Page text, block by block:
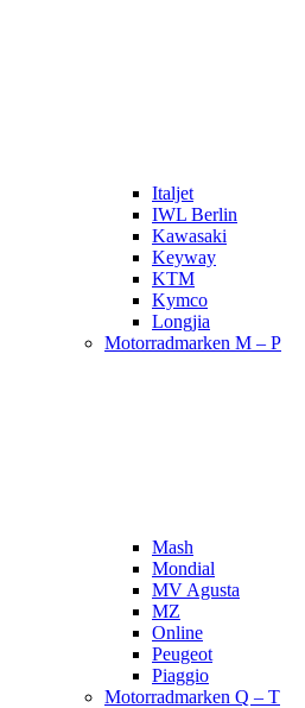
Italjet
IWL Berlin
Kawasaki
Keyway
KTM
Kymco
Longjia
Motorradmarken M – P
Mash
Mondial
MV Agusta
MZ
Online
Peugeot
Piaggio
Motorradmarken Q – T